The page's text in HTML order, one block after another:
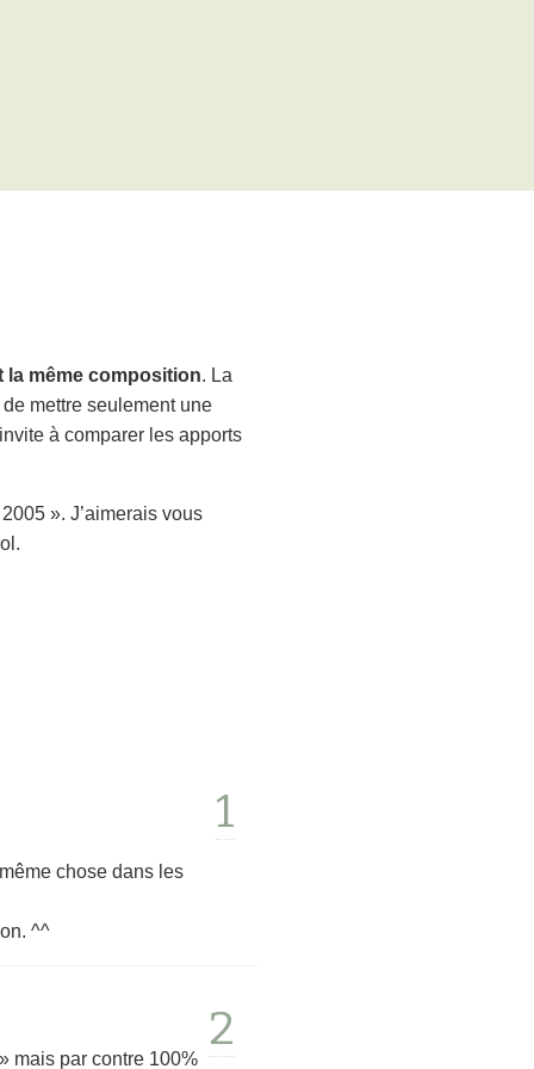
la même composition. La
mettre seulement une
à comparer les apports
». J’aimerais vous
1
chose dans les
^^
2
mais par contre 100%